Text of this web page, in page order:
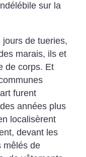
sur la
de tueries,
marais, ils et
de corps. Et
furent
années plus
localisèrent
devant les
mêlés de